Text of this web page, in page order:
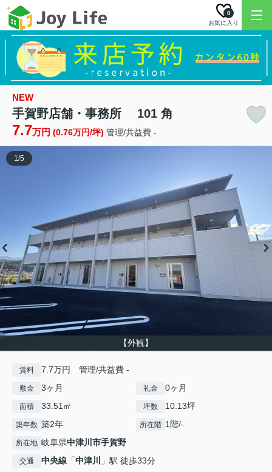
お気に入り
0
NEW
手賀野店舗・事務所 101 角
7.7万円 (0.76万円/坪) 管理/共益費 -
【外観】
1 /5
賃料 7.7万円 管理/共益費 -
敷金 3ヶ月 礼金 0ヶ月
面積 33.51㎡ 坪数 10.13坪
築年数 築2年 所在階 1階/-
所在地 岐阜県中津川市手賀野
交通 中央線 「中津川 」駅 徒歩33分